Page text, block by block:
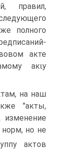
правил,
полного
акте
aκιy
на наш
"акты,
изменение
но не
актов